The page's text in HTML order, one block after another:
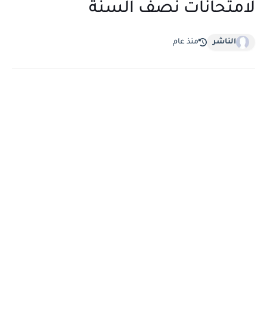
لامتحانات نصف السنة
الناشر منذ عام